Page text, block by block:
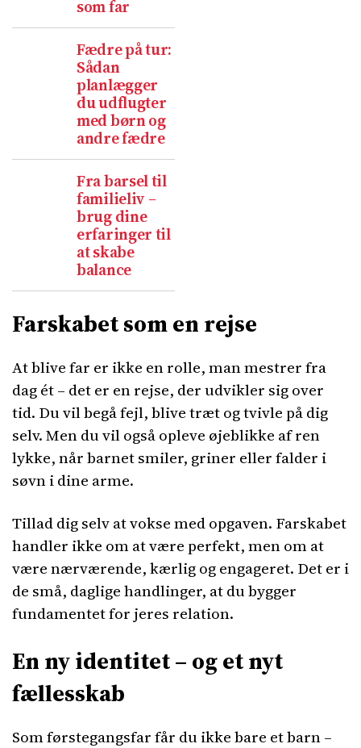
som far
Fædre på tur:
Sådan
planlægger
du udflugter
med børn og
andre fædre
Fra barsel til
familieliv –
brug dine
erfaringer til
at skabe
balance
Farskabet som en rejse
At blive far er ikke en rolle, man mestrer fra
dag ét – det er en rejse, der udvikler sig over
tid. Du vil begå fejl, blive træt og tvivle på dig
selv. Men du vil også opleve øjeblikke af ren
lykke, når barnet smiler, griner eller falder i
søvn i dine arme.
Tillad dig selv at vokse med opgaven. Farskabet
handler ikke om at være perfekt, men om at
være nærværende, kærlig og engageret. Det er i
de små, daglige handlinger, at du bygger
fundamentet for jeres relation.
En ny identitet – og et nyt
fællesskab
Som førstegangsfar får du ikke bare et barn –